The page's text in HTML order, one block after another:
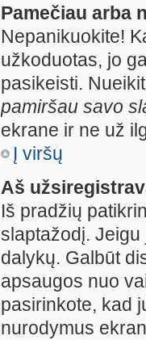
Pamečiau arba
Nepanikuokite!
užkoduotas, jo
pasikeisti.
pamiršau savo
ekrane ir ne už
Į viršų
Aš
Iš pradžių
slaptažodį.
dalykų. Galbūt
apsaugos nuo
pasirinkote, kad
nurodymus